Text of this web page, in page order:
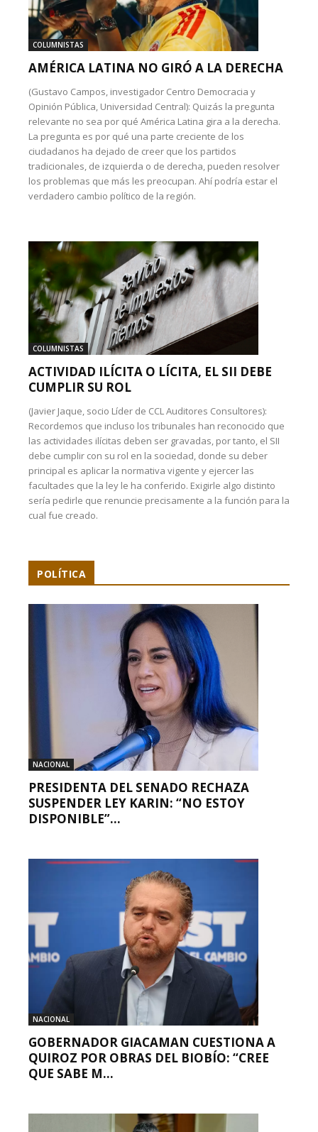
COLUMNISTAS
AMÉRICA LATINA NO GIRÓ A LA DERECHA
(Gustavo Campos, investigador Centro Democracia y
Opinión Pública, Universidad Central): Quizás la pregunta
relevante no sea por qué América Latina gira a la derecha.
La pregunta es por qué una parte creciente de los
ciudadanos ha dejado de creer que los partidos
tradicionales, de izquierda o de derecha, pueden resolver
los problemas que más les preocupan. Ahí podría estar el
verdadero cambio político de la región.
COLUMNISTAS
ACTIVIDAD ILÍCITA O LÍCITA, EL SII DEBE
CUMPLIR SU ROL
(Javier Jaque, socio Líder de CCL Auditores Consultores):
Recordemos que incluso los tribunales han reconocido que
las actividades ilícitas deben ser gravadas, por tanto, el SII
debe cumplir con su rol en la sociedad, donde su deber
principal es aplicar la normativa vigente y ejercer las
facultades que la ley le ha conferido. Exigirle algo distinto
sería pedirle que renuncie precisamente a la función para la
cual fue creado.
POLÍTICA
NACIONAL
PRESIDENTA DEL SENADO RECHAZA
SUSPENDER LEY KARIN: “NO ESTOY
DISPONIBLE”...
NACIONAL
GOBERNADOR GIACAMAN CUESTIONA A
QUIROZ POR OBRAS DEL BIOBÍO: “CREE
QUE SABE M...